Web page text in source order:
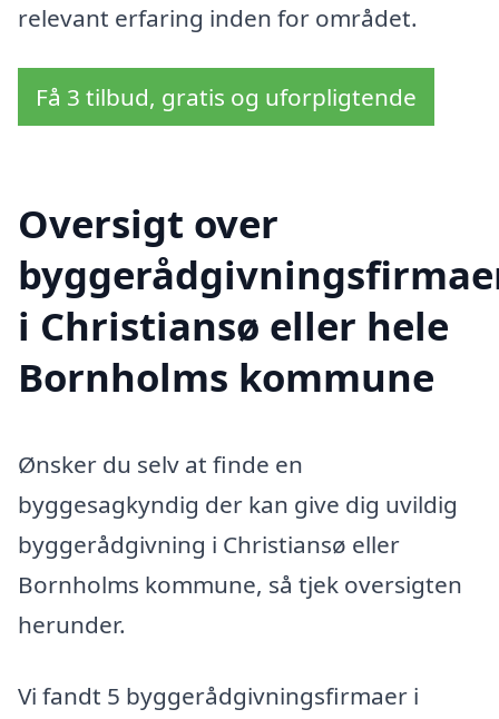
relevant erfaring inden for området.
Få 3 tilbud, gratis og uforpligtende
Oversigt over
i Christiansø eller hele
Bornholms kommune
Ønsker du selv at finde en
byggesagkyndig der kan give dig uvildig
byggerådgivning i Christiansø eller
Bornholms kommune, så tjek oversigten
herunder.
Vi fandt 5 byggerådgivningsfirmaer i